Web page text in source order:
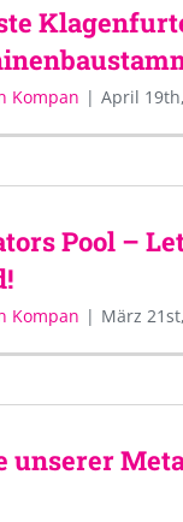
Kompan | April
Pool –
Kompan | März
unserer